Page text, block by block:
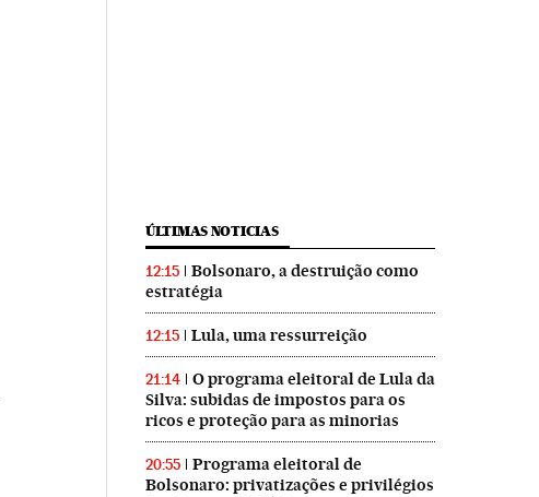
ÚLTIMAS NOTICIAS
12:15
Bolsonaro, a destruição como
estratégia
12:15 Lula, uma ressurreição
21:14
O programa eleitoral de Lula da
Silva: subidas de impostos para os
ricos e proteção para as minorias
20:55
Programa eleitoral de
Bolsonaro: privatizações e privilégios